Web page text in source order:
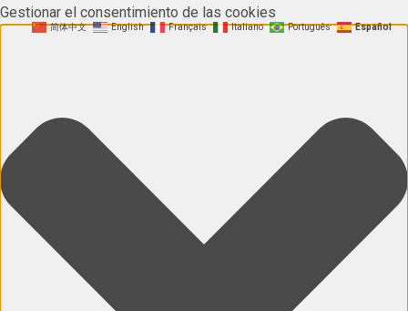
Gestionar el consentimiento de las cookies
简体中文 English Français Italiano Português Español